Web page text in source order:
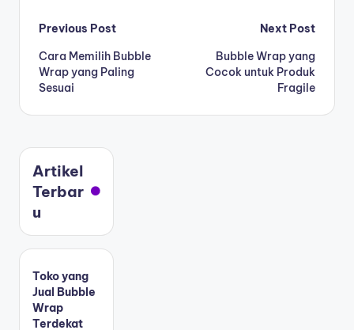
Previous Post
Cara Memilih Bubble
Wrap yang Paling
Sesuai
Next Post
Bubble Wrap yang
Cocok untuk Produk
Fragile
Artikel
Terbar
u
Toko yang
Jual Bubble
Wrap
Terdekat